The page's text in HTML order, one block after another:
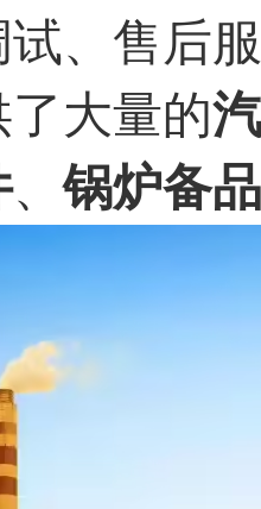
、售后
大量的
、锅炉备